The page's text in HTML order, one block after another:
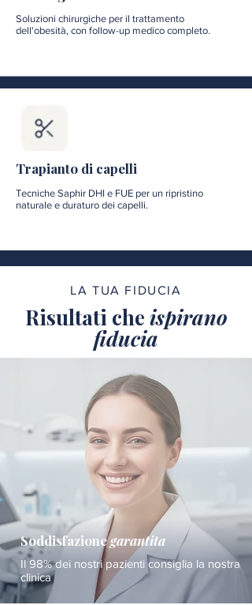
Soluzioni chirurgiche per il trattamento
dell'obesità, con follow-up medico completo.
Trapianto di capelli
Tecniche Saphir DHI e FUE per un ripristino
naturale e duraturo dei capelli.
LA TUA FIDUCIA
Risultati che ispirano
fiducia
Soddisfazionegarantita
Il 98% dei nostri pazienti consiglia la nostra
clinica